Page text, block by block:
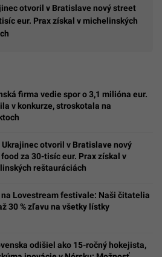
otvoril v Bratislave nový street
eur. Prax získal v michelinských
firma vedie spor o 3,1 milióna eur.
v konkurze, stroskotala na
Ukrajinec otvoril v Bratislave nový
za 30-tisíc eur. Prax získal v
reštauráciách
na Lovestream festivale: Naši čitatelia
30 % zľavu na všetky lístky
odišiel ako 15-ročný hokejista,